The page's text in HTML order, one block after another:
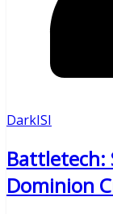
DarkISI
Battletech:
Dominion